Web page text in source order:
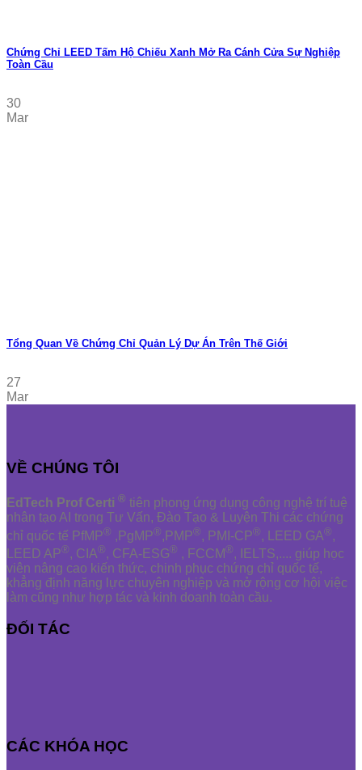
Chứng Chỉ LEED Tấm Hộ Chiếu Xanh Mở Ra Cánh Cửa Sự Nghiệp
Toàn Cầu
30
Mar
Tổng Quan Về Chứng Chỉ Quản Lý Dự Án Trên Thế Giới
27
Mar
VỀ CHÚNG TÔI
EdTech Prof Certi ® tiên phong ứng dụng công nghệ trí tuệ
nhân tạo AI trong Tư Vấn, Đào Tạo & Luyện Thi các chứng
chỉ quốc tế PfMP® ,PgMP®,PMP®, PMI-CP®, LEED GA®,
LEED AP®, CIA®, CFA-ESG® , FCCM®, IELTS,.... giúp học
viên nâng cao kiến thức, chinh phục chứng chỉ quốc tế,
khẳng định năng lực chuyên nghiệp và mở rộng cơ hội việc
làm cũng như hợp tác và kinh doanh toàn cầu.
ĐỐI TÁC
CÁC KHÓA HỌC